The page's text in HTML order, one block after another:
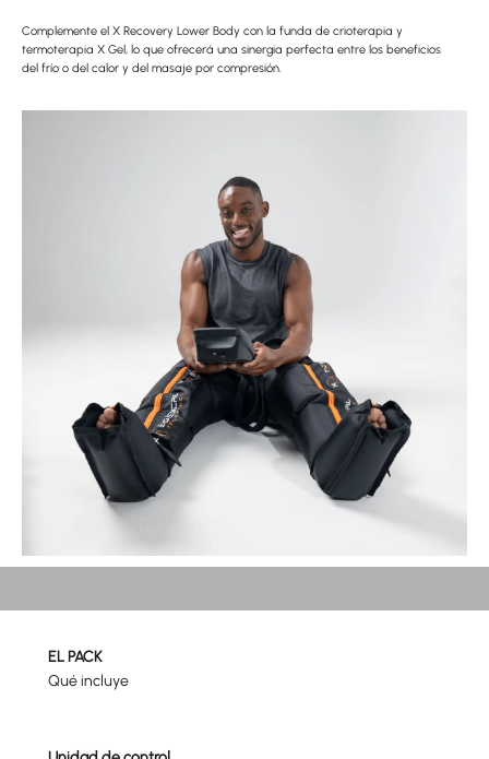
Complemente el X Recovery Lower Body con la funda de crioterapia y
termoterapia X Gel, lo que ofrecerá una sinergia perfecta entre los beneficios
del frío o del calor y del masaje por compresión.
RECUPERARSE MEJOR.
EL PACK
Qué incluye